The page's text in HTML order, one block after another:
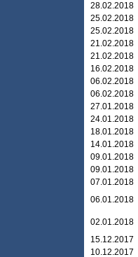
28.02.2018
25.02.2018
25.02.2018
21.02.2018
21.02.2018
16.02.2018
06.02.2018
06.02.2018
27.01.2018
24.01.2018
18.01.2018
14.01.2018
09.01.2018
09.01.2018
07.01.2018
06.01.2018
02.01.2018
15.12.2017
10.12.2017